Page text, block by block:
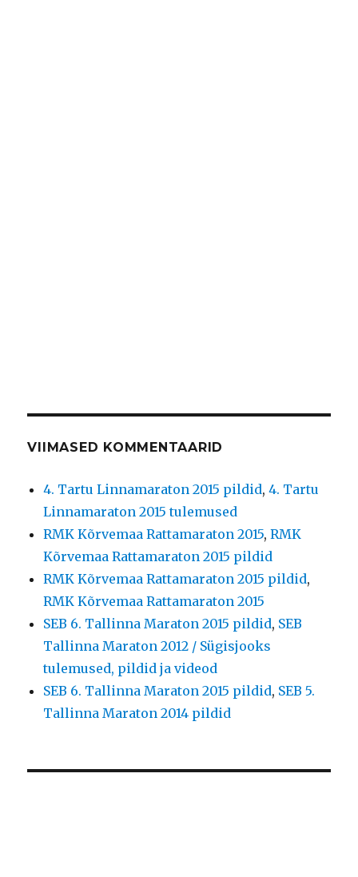
VIIMASED KOMMENTAARID
4. Tartu Linnamaraton 2015 pildid,4. Tartu
Linnamaraton 2015 tulemused
RMK Kõrvemaa Rattamaraton 2015,RMK
Kõrvemaa Rattamaraton 2015 pildid
RMK Kõrvemaa Rattamaraton 2015 pildid,
RMK Kõrvemaa Rattamaraton 2015
SEB 6. Tallinna Maraton 2015 pildid, SEB
Tallinna Maraton 2012 / Sügisjooks
tulemused, pildid ja videod
SEB 6. Tallinna Maraton 2015 pildid, SEB 5.
Tallinna Maraton 2014 pildid